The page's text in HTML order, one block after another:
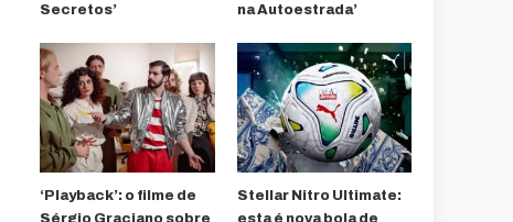
Secretos’
na Autoestrada’
‘Playback’: o filme de
Stellar Nitro Ultimate: